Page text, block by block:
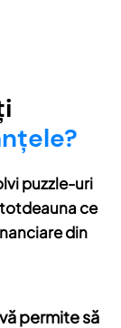
puzzle-uri
ce
din
permite să